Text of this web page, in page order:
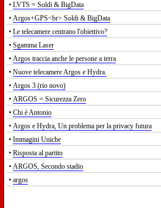
• LVTS = Soldi & BigData
• Argos+GPS<br> Soldi & BigData
• Le telecamere centrano l'obiettivo?
• Sgamma Laser
• Argos traccia anche le persone a terra
• Nuove telecamere Argos e Hydra.
• Argos 3 (rio novo)
• ARGOS = Sicurezza Zero
• Chi è Antonio
• Argos e Hydra, Un problema per la privacy futura
• Immagini Uniche
• Risposta al partito
• ARGOS, Secondo stadio
• argos